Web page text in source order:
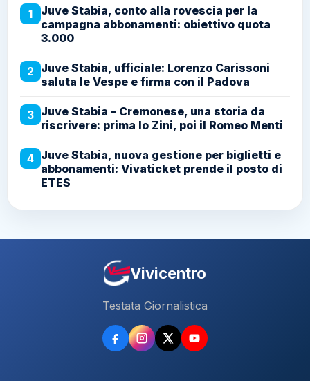
1
Juve Stabia, conto alla rovescia per la
campagna abbonamenti: obiettivo quota
3.000
2 Juve Stabia, ufficiale: Lorenzo Carissoni
saluta le Vespe e firma con il Padova
3 Juve Stabia – Cremonese, una storia da
riscrivere: prima lo Zini, poi il Romeo Menti
4 Juve Stabia, nuova gestione per biglietti e
abbonamenti: Vivaticket prende il posto di
ETES
Vivicentro
Testata Giornalistica